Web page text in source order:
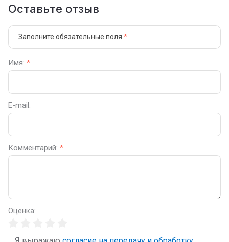
Оставьте отзыв
Заполните обязательные поля *
Имя: *
E-mail:
Комментарий: *
Оценка: